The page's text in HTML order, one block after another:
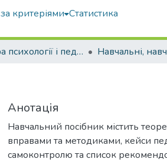
критеріями Статистика
Кафедра психології і педагогіки
Анотація
Навчальний посібник містить
вправами та методиками, кейси
самоконтролю та список